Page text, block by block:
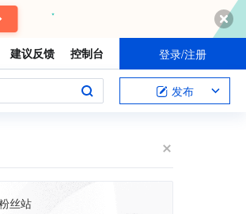
建议反馈 控制台 登录/注册
发布
丝站